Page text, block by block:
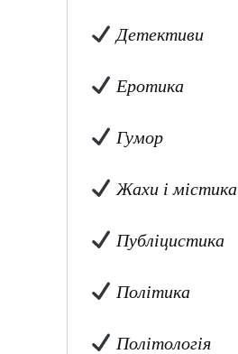
Детективи
Еротика
Гумор
Жахи і містика
Публіцистика
Політика
Політологія